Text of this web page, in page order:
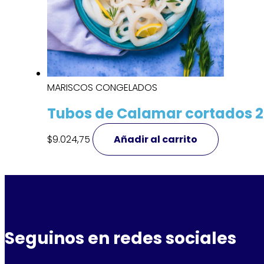
MARISCOS CONGELADOS
Tubos de Calamar cortados
$9.024,75 Añadir al carrito
Seguinos en redes sociales